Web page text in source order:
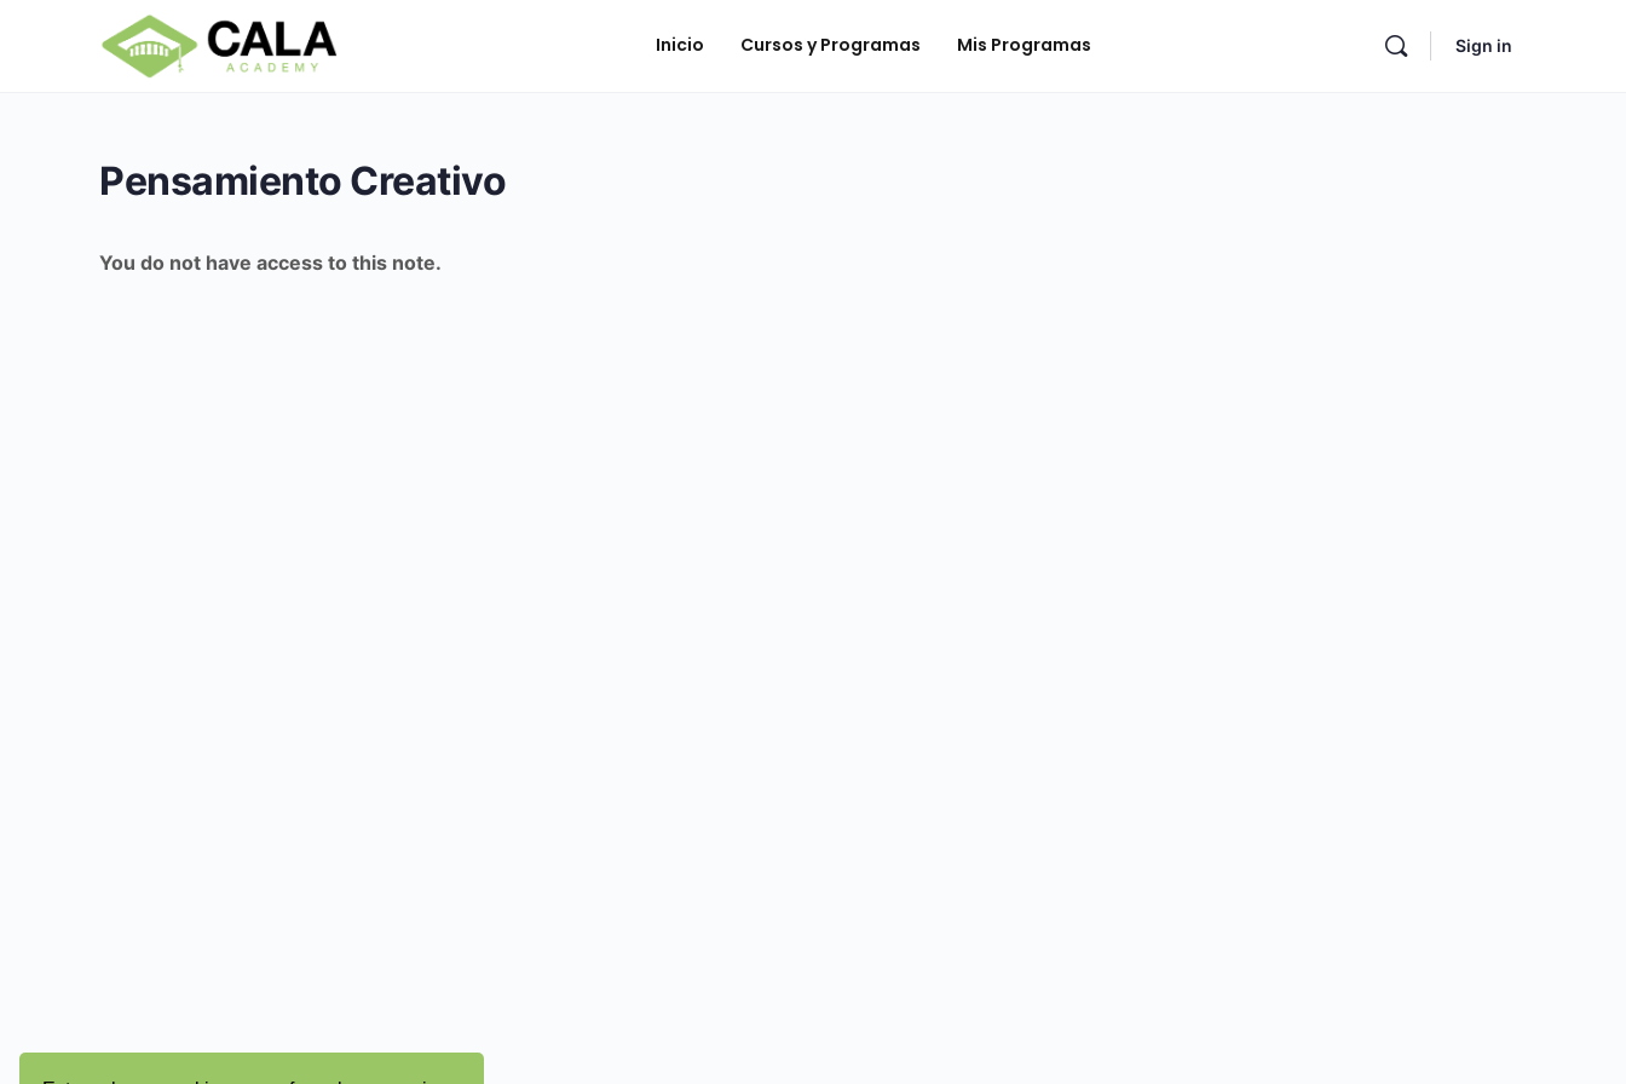
Inicio Cursos y Programas Mis Programas Sign in
Pensamiento Creativo
You do not have access to this note.